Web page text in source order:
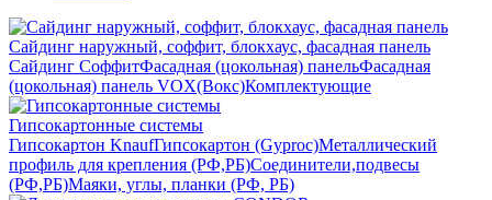
Сайдинг наружный, соффит, блокхаус, фасадная панель
Сайдинг СоффитФасадная (цокольная) панельФасадная
(цокольная) панель VOX(Вокс)Комплектующие
Гипсокартонные системы
Гипсокартон KnaufГипсокартон (Gyproc)Металлический
профиль для крепления (РФ,РБ)Соединители,подвесы
(РФ,РБ)Маяки, углы, планки (РФ, РБ)